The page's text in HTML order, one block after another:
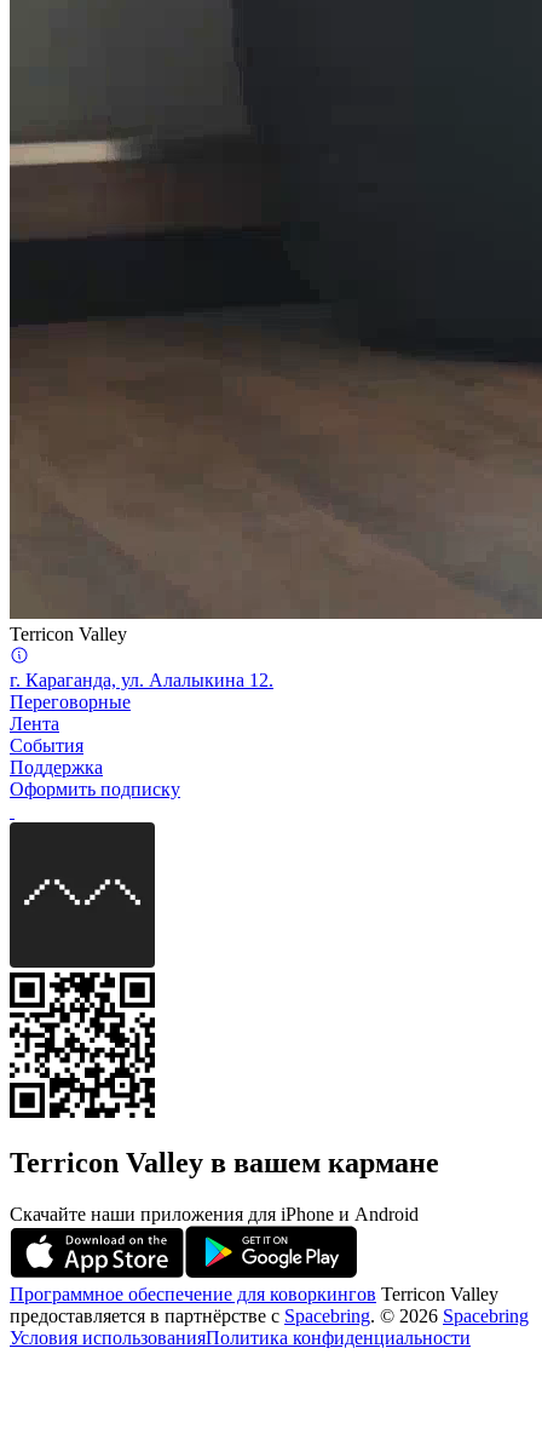
Terricon Valley
г. Караганда, ул. Алалыкина 12.
Переговорные
Лента
События
Поддержка
Оформить подписку
Terricon Valley в вашем кармане
Скачайте наши приложения для iPhone и Android
Программное обеспечение для коворкингов Terricon Valley
предоставляется в партнёрстве с Spacebring. © 2026 Spacebring
Условия использованияПолитика конфиденциальности